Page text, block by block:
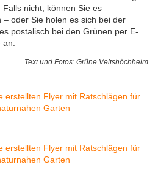
nicht, können Sie es
oder Sie holen es sich bei der
postalisch bei den Grünen per E-
an.
Text und Fotos: Grüne Veitshöchheim